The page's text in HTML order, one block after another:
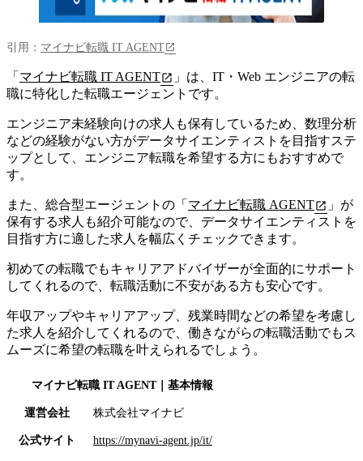
引用： マイナビ転職 IT AGENT
「 マイナビ転職 IT AGENT 」は、 IT・Web エンジニアの転
職に特化した転職エージェント です。
エンジニア未経験向けの求人も保有しているため、数理分析
などの経験がない方がデータサイエンティストを目指すステ
ップとして、エンジニア転職を希望する方にもおすすめで
す。
また、総合型エージェントの「 マイナビ転職 AGENT
」が
保有する求人も紹介可能なので、データサイエンティストを
目指す方に適した求人を幅広くチェックできます。
初めての転職でもキャリアアドバイザーが全面的にサポート
してくれるので、転職活動に不安がある方も安心です。
年収アップやキャリアアップ、残業時間などの希望を考慮し
た求人を紹介してくれるので、働きながらの転職活動でもス
ムーズに希望の転職を叶えられるでしょう。
マイナビ転職 IT AGENT｜基本情報
運営会社 株式会社マイナビ
公式サイト https://mynavi-agent.jp/it/